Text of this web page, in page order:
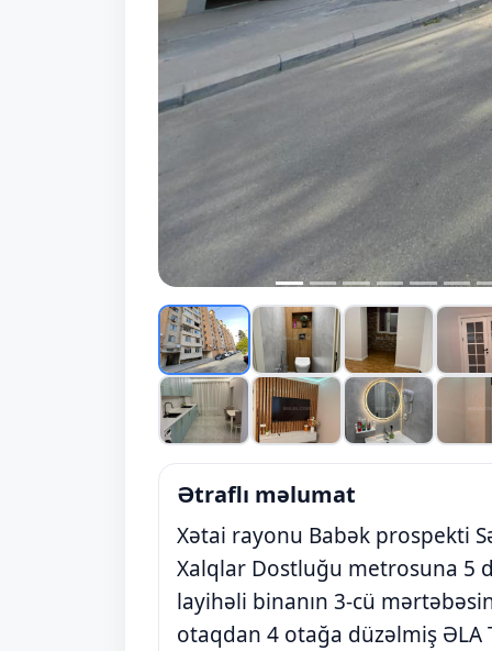
Ətraflı məlumat
Xətai rayonu Babək prospekti
Xalqlar Dostluğu metrosuna 5
layihəli binanın 3-cü
otaqdan 4 otağa düzəlmiş ƏLA